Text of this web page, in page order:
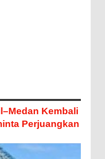
Kembali
Perjuangkan